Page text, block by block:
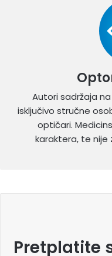
Autori sadržaja
isključivo stručne
optičari.
karaktera, te nije
Pretplatite